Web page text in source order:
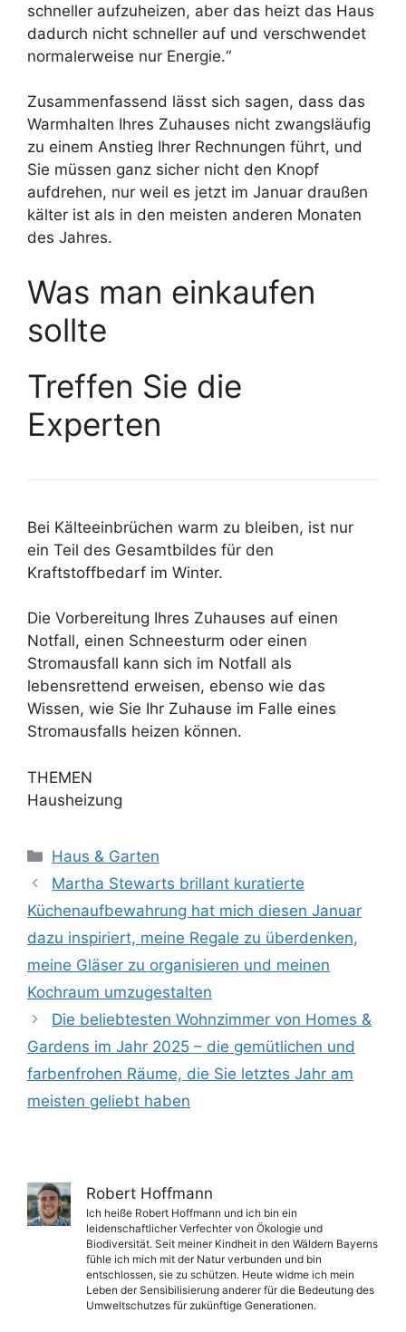
schneller aufzuheizen, aber das heizt das Haus
dadurch nicht schneller auf und verschwendet
normalerweise nur Energie.“
Zusammenfassend lässt sich sagen, dass das
Warmhalten Ihres Zuhauses nicht zwangsläufig
zu einem Anstieg Ihrer Rechnungen führt, und
Sie müssen ganz sicher nicht den Knopf
aufdrehen, nur weil es jetzt im Januar draußen
kälter ist als in den meisten anderen Monaten
des Jahres.
Was man einkaufen
sollte
Treffen Sie die
Experten
Bei Kälteeinbrüchen warm zu bleiben, ist nur
ein Teil des Gesamtbildes für den
Kraftstoffbedarf im Winter.
Die Vorbereitung Ihres Zuhauses auf einen
Notfall, einen Schneesturm oder einen
Stromausfall kann sich im Notfall als
lebensrettend erweisen, ebenso wie das
Wissen, wie Sie Ihr Zuhause im Falle eines
Stromausfalls heizen können.
THEMEN
Hausheizung
Kategorien
Haus & Garten
Martha Stewarts brillant kuratierte
Küchenaufbewahrung hat mich diesen Januar
dazu inspiriert, meine Regale zu überdenken,
meine Gläser zu organisieren und meinen
Kochraum umzugestalten
Die beliebtesten Wohnzimmer von Homes &
Gardens im Jahr 2025 – die gemütlichen und
farbenfrohen Räume, die Sie letztes Jahr am
meisten geliebt haben
Robert Hoffmann
Ich heiße Robert Hoffmann und ich bin ein
leidenschaftlicher Verfechter von Ökologie und
Biodiversität. Seit meiner Kindheit in den Wäldern Bayerns
fühle ich mich mit der Natur verbunden und bin
entschlossen, sie zu schützen. Heute widme ich mein
Leben der Sensibilisierung anderer für die Bedeutung des
Umweltschutzes für zukünftige Generationen.